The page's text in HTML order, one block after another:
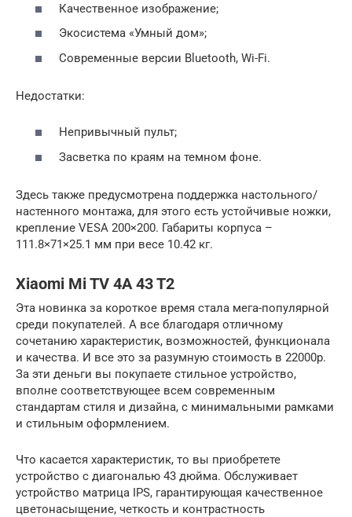
Качественное изображение;
Экосистема «Умный дом»;
Современные версии Bluetooth, Wi-Fi.
Недостатки:
Непривычный пульт;
Засветка по краям на темном фоне.
Здесь также предусмотрена поддержка настольного/
настенного монтажа, для этого есть устойчивые ножки,
крепление VESA 200×200. Габариты корпуса –
111.8×71×25.1 мм при весе 10.42 кг.
Xiaomi Mi TV 4A 43 T2
Эта новинка за короткое время стала мега-популярной
среди покупателей. А все благодаря отличному
сочетанию характеристик, возможностей, функционала
и качества. И все это за разумную стоимость в 22000р.
За эти деньги вы покупаете стильное устройство,
вполне соответствующее всем современным
стандартам стиля и дизайна, с минимальными рамками
и стильным оформлением.
Что касается характеристик, то вы приобретете
устройство с диагональю 43 дюйма. Обслуживает
устройство матрица IPS, гарантирующая качественное
цветонасыщение, четкость и контрастность